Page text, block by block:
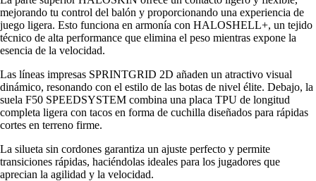
mejorando tu control del balón y proporcionando una experiencia de
juego ligera. Esto funciona en armonía con HALOSHELL+, un tejido
técnico de alta performance que elimina el peso mientras expone la
esencia de la velocidad.
Las líneas impresas SPRINTGRID 2D añaden un atractivo visual
dinámico, resonando con el estilo de las botas de nivel élite. Debajo, la
suela F50 SPEEDSYSTEM combina una placa TPU de longitud
completa ligera con tacos en forma de cuchilla diseñados para rápidas
cortes en terreno firme.
La silueta sin cordones garantiza un ajuste perfecto y permite
transiciones rápidas, haciéndolas ideales para los jugadores que
aprecian la agilidad y la velocidad.